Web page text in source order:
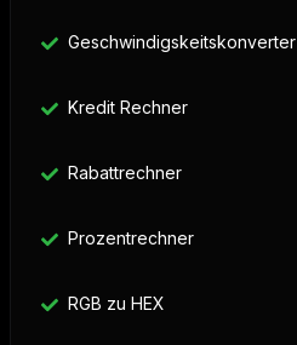
Geschwindigskeitskonverter
Kredit Rechner
Rabattrechner
Prozentrechner
RGB zu HEX